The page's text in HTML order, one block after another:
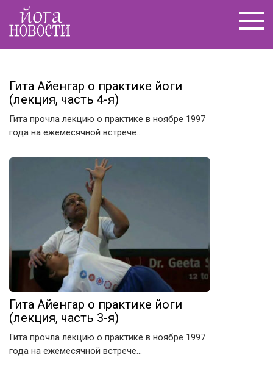
Перейти
контенту
Гита Айенгар о практике йоги
(лекция, часть 4-я)
Гита прочла лекцию о практике в ноябре 1997
года на ежемесячной встрече…
Гита Айенгар о практике йоги
(лекция, часть 3-я)
Гита прочла лекцию о практике в ноябре 1997
года на ежемесячной встрече…